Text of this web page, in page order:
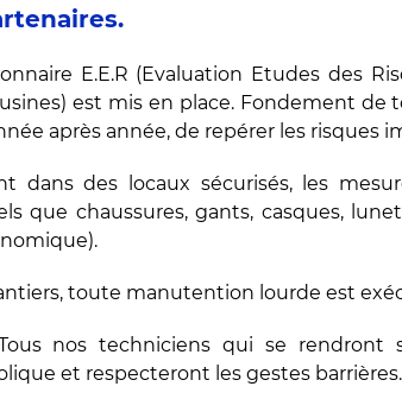
E.E.R (Evaluation Etudes des
est mis en place. Fondement
après année, de repérer les risques
dans des locaux sécurisés, les
que chaussures, gants, casques,
toute manutention lourde est
nos techniciens qui se rendront
et respecteront les gestes barrières.